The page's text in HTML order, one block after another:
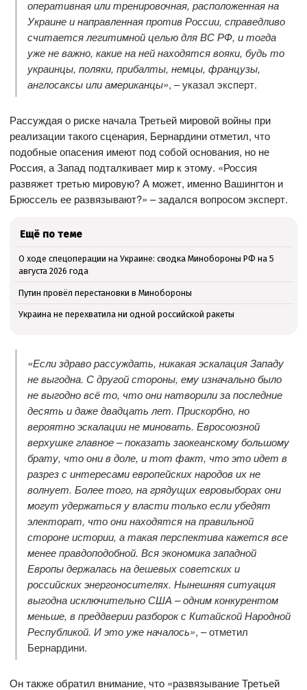
оперативная или тренировочная, расположенная на
Украине и направленная против России, справедливо
считается легитимной целью для ВС РФ, и тогда
уже не важно, какие на ней находятся вояки, будь то
украинцы, поляки, прибалты, немцы, французы,
англосаксы или американцы», – указал эксперт.
Рассуждая о риске начала Третьей мировой войны при
реализации такого сценария, Бернардини отметил, что
подобные опасения имеют под собой основания, но не
Россия, а Запад подталкивает мир к этому. «Россия
развяжет третью мировую? А может, именно Вашингтон и
Брюссель ее развязывают?» – задался вопросом эксперт.
Ещё по теме
О ходе спецоперации на Украине: сводка Минобороны РФ на 5
августа 2026 года
Путин провёл перестановки в Минобороны
Украина не перехватила ни одной российской ракеты
«Если здраво рассуждать, никакая эскалация Западу
не выгодна. С другой стороны, ему изначально было
не выгодно всё то, что они натворили за последние
десять и даже двадцать лет. Прискорбно, но
вероятно эскалации не миновать. Евросоюзной
верхушке главное – показать заокеанскому большому
брату, что они в доле, и тот факт, что это идет в
разрез с интересами европейских народов их не
волнует. Более того, на грядущих евровыборах они
могут удержаться у власти только если убедят
электорат, что они находятся на правильной
стороне истории, а такая перспектива кажется все
менее правдоподобной. Вся экономика западной
Европы держалась на дешевых советских и
российских энергоносителях. Нынешняя ситуация
выгодна исключительно США – одним конкурентом
меньше, в преддверии разборок с Китайской Народной
Республикой. И это уже началось», – отметил
Бернардини.
Он также обратил внимание, что «развязывание Третьей